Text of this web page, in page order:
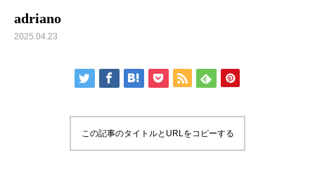
adriano
2025.04.23
この記事のタイトルとURLをコピーする